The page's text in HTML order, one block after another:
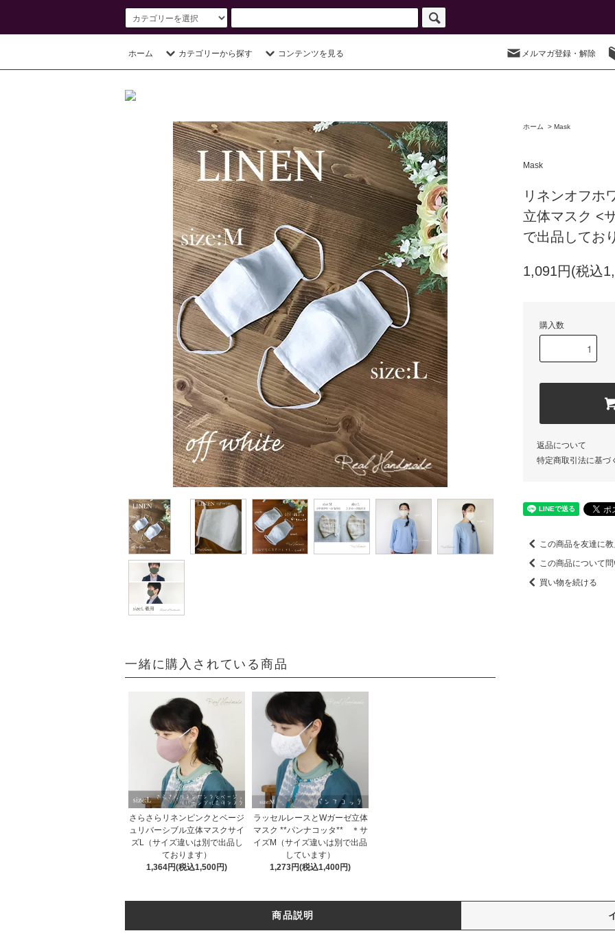
ホーム カテゴリーから探す コンテンツを見る メルマガ登録・解除
一緒に購入されている商品
さらさらリネンピンクとベージ
ュリバーシブル立体マスクサイ
ズL（サイズ違いは別で出品し
ております）
1,364円(税込1,500円)
ラッセルレースとWガーゼ立体
マスク **パンナコッタ** ＊サ
イズM（サイズ違いは別で出品
しています）
1,273円(税込1,400円)
ホーム > Mask
Mask
リネンオフホ
立体マスク <
で出品してお
1,091円(税込
購入数
返品について
特定商取引法に基づ
この商品を友達に
この商品について
買い物を続ける
商品説明